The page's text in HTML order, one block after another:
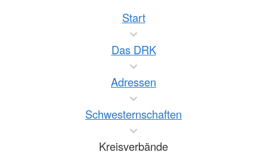
Start
Das DRK
Adressen
Schwesternschaften
Kreisverbände